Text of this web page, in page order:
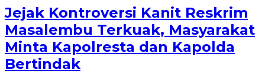
Jejak Kontroversi Kanit Reskrim
Masalembu Terkuak, Masyarakat
Minta Kapolresta dan Kapolda
Bertindak